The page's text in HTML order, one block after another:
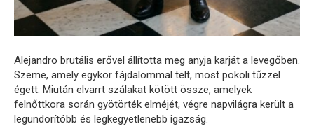
Alejandro brutális erővel állította meg anyja karját a levegőben.
Szeme, amely egykor fájdalommal telt, most pokoli tűzzel
égett. Miután elvarrt szálakat kötött össze, amelyek
felnőttkora során gyötörték elméjét, végre napvilágra került a
legundorítóbb és legkegyetlenebb igazság.